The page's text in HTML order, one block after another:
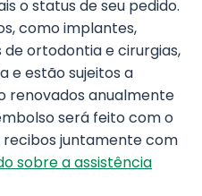
o status de seu pedido.
como implantes,
ortodontia e cirurgias,
e estão sujeitos a
renovados anualmente
será feito com o
recibos juntamente com
sobre a assistência